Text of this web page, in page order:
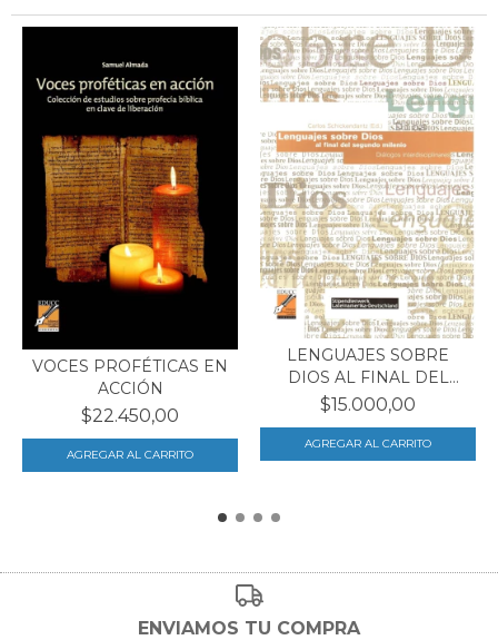
VOCES PROFÉTICAS EN
ACCIÓN
$22.450,00
LENGUAJES SOBRE
DIOS AL FINAL DEL
SEGUND...
$15.000,00
ENVIAMOS TU COMPRA